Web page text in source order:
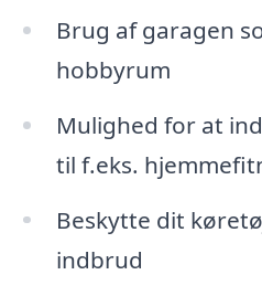
Brug af garagen
hobbyrum
Mulighed for at
til f.eks.
Beskytte dit
indbrud